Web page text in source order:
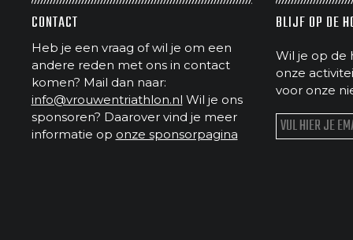
CONTACT
Heb je een vraag of wil je om een
andere reden met ons in contact
komen? Mail dan naar:
info@vrouwentriathlon.nl Wil je ons
sponsoren? Daarover vind je meer
informatie op onze sponsorpagina
BLIJF OP DE
Wil je op de
onze
voor onze